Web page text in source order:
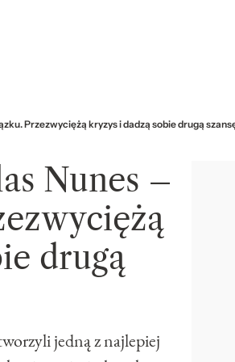
Przezwyciężą kryzys i dadzą sobie drugą
Nunes –
drugą
jedną z najlepiej